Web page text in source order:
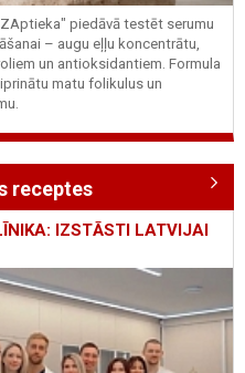
piedāvā testēt serumu
– augu eļļu koncentrātu,
un antioksidantiem. Formula
matu folikulus un
receptes
IZSTĀSTI LATVIJAI